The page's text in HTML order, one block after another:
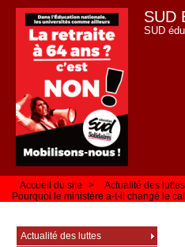
SUD
SUD
Accueil du site > Actualité des luttes
Pourquoi le ministère a-t-il changé le
Actualité des luttes